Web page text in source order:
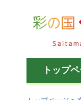
彩の国 埼玉県
トップ